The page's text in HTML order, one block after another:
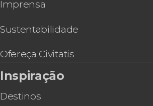
Excursão a Évora e suas vinícolas
Ingresso do teleférico de Lisboa
Excursão ao Porto, Nazaré e Óbidos
Imprensa
Sustentabilidade
Ofereça Civitatis
Inspiração
Destinos